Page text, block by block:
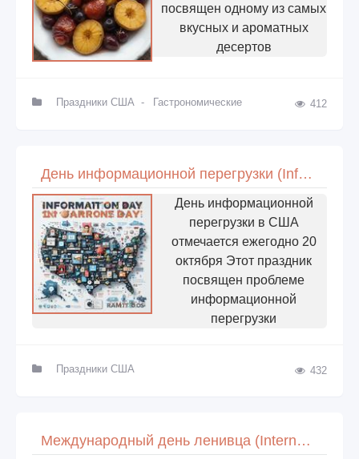
посвящен одному из самых
вкусных и ароматных
десертов
Праздники США - Гастрономические 412
День информационной перегрузки (Information Overload Day) в США
День информационной
перегрузки в США
отмечается ежегодно 20
октября Этот праздник
посвящен проблеме
информационной
перегрузки
Праздники США 432
Международный день ленивца (International Sloth Day)